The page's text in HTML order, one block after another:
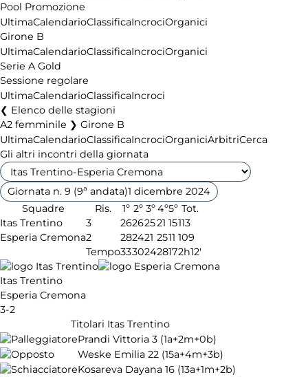
Pool Promozione
UltimaCalendarioClassificaIncrociOrganici
Girone B
UltimaCalendarioClassificaIncrociOrganici
Serie A Gold
Sessione regolare
UltimaCalendarioClassificaIncroci
Elenco delle stagioni
A2 femminile ❯ Girone B
UltimaCalendarioClassificaIncrociOrganiciArbitriCerca
Gli altri incontri della giornata
Giornata n. 9 (9ª andata)1 dicembre 2024
Squadre
Ris. 1º 2º 3º4º5º Tot.
Itas Trentino
3 26262521 15113
Esperia Cremona2 282421 2511 109
Tempo33302428172h12'
Itas Trentino
Esperia Cremona
3-2
Titolari Itas Trentino
Prandi Vittoria 3 (1a+2m+0b)
Weske Emilia 22 (15a+4m+3b)
Kosareva Dayana 16 (13a+1m+2b)